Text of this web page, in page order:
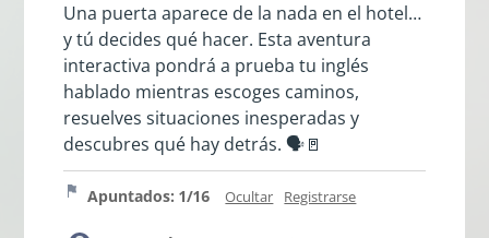
Una puerta aparece de la nada en el hotel…
y tú decides qué hacer. Esta aventura
interactiva pondrá a prueba tu inglés
hablado mientras escoges caminos,
resuelves situaciones inesperadas y
descubres qué hay detrás. 🗣️🚪
Apuntados: 1/16 Ocultar Registrarse